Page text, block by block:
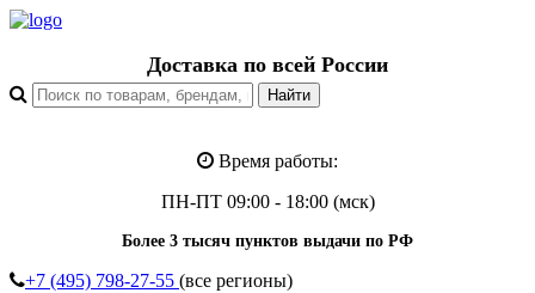
Доставка по всей России
Время работы:
ПН-ПТ 09:00 - 18:00 (мск)
Более 3 тысяч пунктов выдачи по РФ
+7 (495) 798-27-55 (все регионы)